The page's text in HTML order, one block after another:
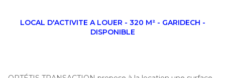
LOCAL D'ACTIVITE A LOUER - 320 M² - GARIDECH -
DISPONIBLE